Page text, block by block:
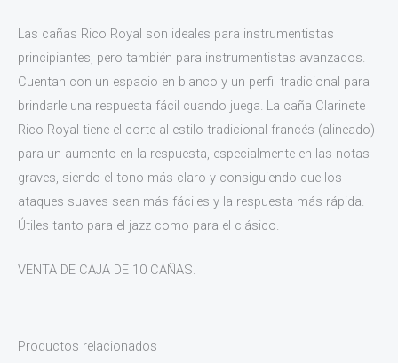
Las cañas Rico Royal son ideales para instrumentistas
principiantes, pero también para instrumentistas avanzados.
Cuentan con un espacio en blanco y un perfil tradicional para
brindarle una respuesta fácil cuando juega. La caña Clarinete
Rico Royal tiene el corte al estilo tradicional francés (alineado)
para un aumento en la respuesta, especialmente en las notas
graves, siendo el tono más claro y consiguiendo que los
ataques suaves sean más fáciles y la respuesta más rápida.
Útiles tanto para el jazz como para el clásico.
VENTA DE CAJA DE 10 CAÑAS.
Productos relacionados